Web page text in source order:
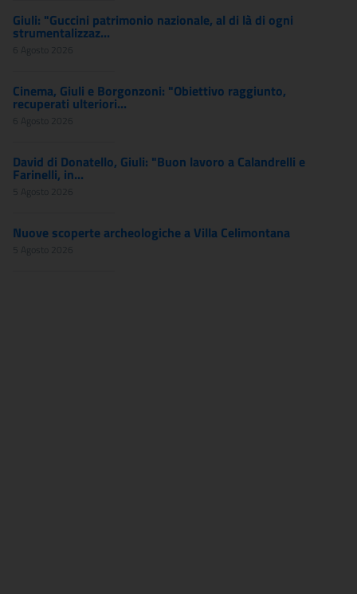
Giuli: "Guccini patrimonio nazionale, al di là di ogni
strumentalizzaz...
6 Agosto 2026
Cinema, Giuli e Borgonzoni: "Obiettivo raggiunto,
recuperati ulteriori...
6 Agosto 2026
David di Donatello, Giuli: "Buon lavoro a Calandrelli e
Farinelli, in...
5 Agosto 2026
Nuove scoperte archeologiche a Villa Celimontana
5 Agosto 2026